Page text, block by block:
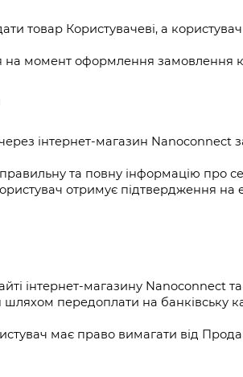
товар Користувачевi, а
на момент оформлення замовлення
інтернет-магазин
та повну інформацію про
отримує підтвердження
інтернет-магазину
передоплати на банківську
має право вимагати від